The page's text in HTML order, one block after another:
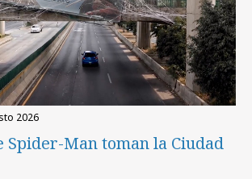
2026
Spider-Man toman la Ciudad